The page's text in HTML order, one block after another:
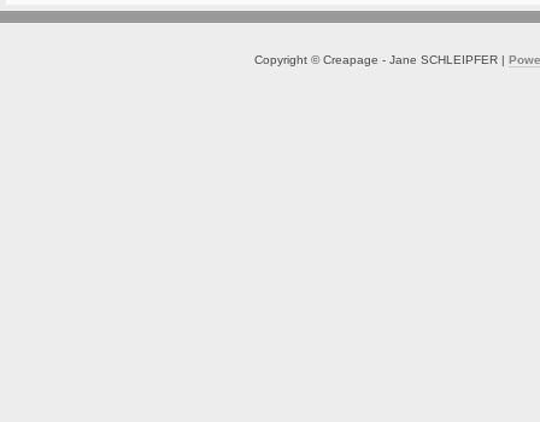
Copyright © Creapage - Jane SCHLEIPFER |